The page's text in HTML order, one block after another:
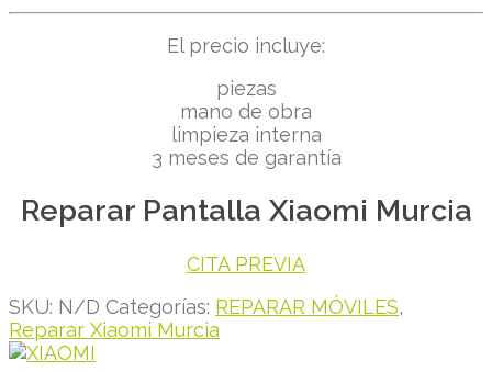
El precio incluye:
piezas
mano de obra
limpieza interna
3 meses de garantía
Reparar Pantalla Xiaomi Murcia
CITA PREVIA
SKU: N/D Categorías: REPARAR MÓVILES,
Reparar Xiaomi Murcia